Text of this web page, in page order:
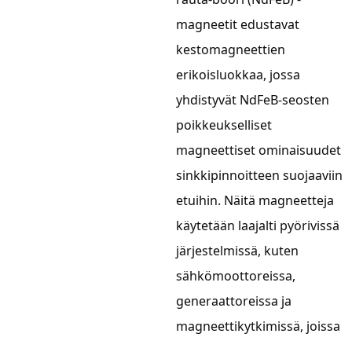
magneetit edustavat
kestomagneettien
erikoisluokkaa, jossa
yhdistyvät NdFeB-seosten
poikkeukselliset
magneettiset ominaisuudet
sinkkipinnoitteen suojaaviin
etuihin. Näitä magneetteja
käytetään laajalti pyörivissä
järjestelmissä, kuten
sähkömoottoreissa,
generaattoreissa ja
magneettikytkimissä, joissa